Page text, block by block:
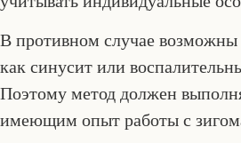
В противном случае
как синусит или
Поэтому метод должен
имеющим опыт работы с